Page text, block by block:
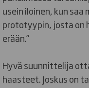
usein iloinen, kun saa
prototyypin, josta on
erään.”
Hyvä suunnittelija
haasteet. Joskus on